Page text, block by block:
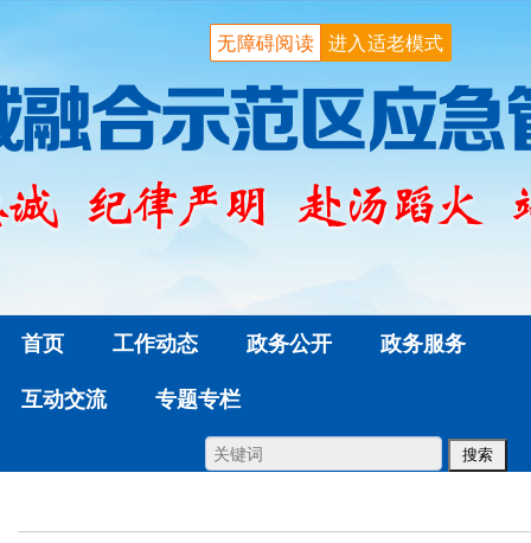
进入适老模式
无障碍阅读
首页 工作动态 政务公开 政务服务
互动交流 专题专栏